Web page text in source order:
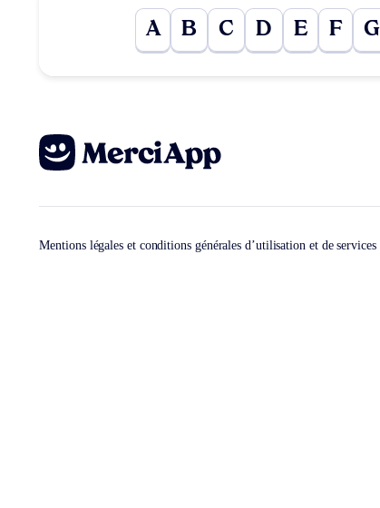
A B C D E F G
Mentions légales et conditions générales d’utilisation et de services